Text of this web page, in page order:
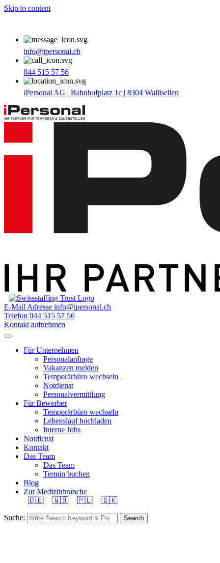
Skip to content
info@ipersonal.ch
044 515 57 56
iPersonal AG | Bahnhofplatz 1c | 8304 Wallisellen
E-Mail Adresse info@ipersonal.ch
Telefon 044 515 57 56
Kontakt aufnehmen
Für Unternehmen
Personalanfrage
Vakanzen melden
Temporärbüro wechseln
Notdienst
Personalvermittlung
Für Bewerber
Temporärbüro wechseln
Lebenslauf hochladen
Interne Jobs
Notdienst
Kontakt
Das Team
Das Team
Termin buchen
Blog
Zur Medizinbranche
🇩🇪
🇬🇧 🇵🇱 🇸🇰
Suche: Search